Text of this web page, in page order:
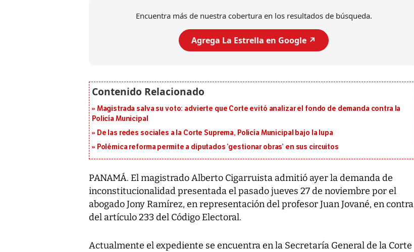
Encuentra más de nuestra cobertura en los resultados de búsqueda.
Agrega La Estrella en Google ↗️
Magistrada salva su voto: advierte que Corte evitó analizar el fondo de demanda contra la
Policía Municipal
De las redes sociales a la Corte Suprema, Policía Municipal bajo la lupa
Polémica reforma permite a diputados ‘gestionar obras’ en sus circuitos
PANAMÁ. El magistrado Alberto Cigarruista admitió ayer la demanda de
inconstitucionalidad presentada el pasado jueves 27 de noviembre por el
abogado Jony Ramírez, en representación del profesor Juan Jované, en contra
del artículo 233 del Código Electoral.
Actualmente el expediente se encuentra en la Secretaría General de la Corte
Un fuerte terremoto de magnitud
7,1 se registró este martes 28 de